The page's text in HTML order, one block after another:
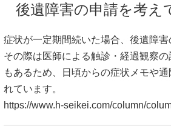
後遺障害の申請を考え
症状が一定期間続いた場合、後遺障害
その際は医師による触診・経過観察
もあるため、日頃からの症状メモや
れています。
https://www.h-seikei.com/column/